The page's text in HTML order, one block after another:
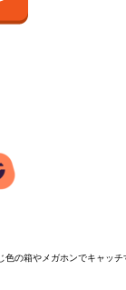
の箱やメガホンでキャッ